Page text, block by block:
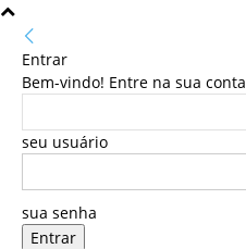
Entrar
Bem-vindo! Entre na sua conta
seu usuário
sua senha